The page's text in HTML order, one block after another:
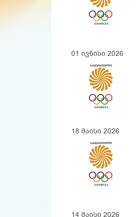
01 ივნისი 2026
18 მაისი 2026
14 მაისი 2026